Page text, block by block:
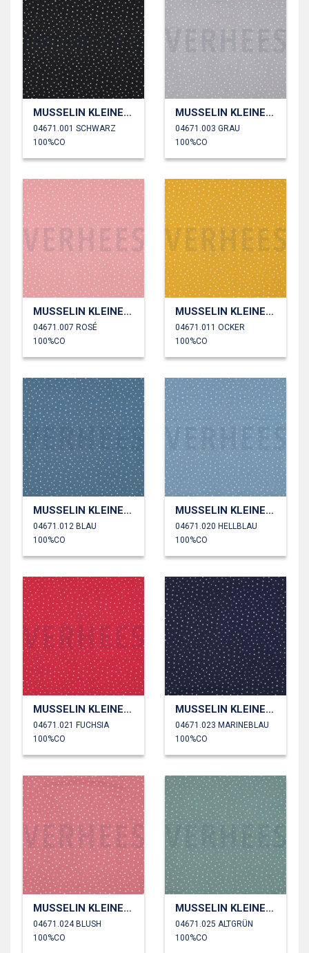
MUSSELIN KLEINE PUNKTE
04671.001 SCHWARZ
100%CO
MUSSELIN KLEINE PUNKTE
04671.003 GRAU
100%CO
MUSSELIN KLEINE PUNKTE
04671.007 ROSÉ
100%CO
MUSSELIN KLEINE PUNKTE
04671.011 OCKER
100%CO
MUSSELIN KLEINE PUNKTE
04671.012 BLAU
100%CO
MUSSELIN KLEINE PUNKTE
04671.020 HELLBLAU
100%CO
MUSSELIN KLEINE PUNKTE
04671.021 FUCHSIA
100%CO
MUSSELIN KLEINE PUNKTE
04671.023 MARINEBLAU
100%CO
MUSSELIN KLEINE PUNKTE
04671.024 BLUSH
100%CO
MUSSELIN KLEINE PUNKTE
04671.025 ALTGRÜN
100%CO